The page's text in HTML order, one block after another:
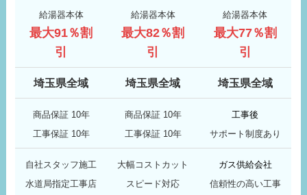
給湯器本体
最大91％割
引
給湯器本体
最大82％割
引
給湯器本体
最大77％割
引
埼玉県全域 埼玉県全域 埼玉県全域
商品保証 10年
工事保証 10年
商品保証 10年
工事保証 10年
工事後
サポート制度あり
自社スタッフ施工
水道局指定工事店
大幅コストカット
スピード対応
ガス供給会社
信頼性の高い工事